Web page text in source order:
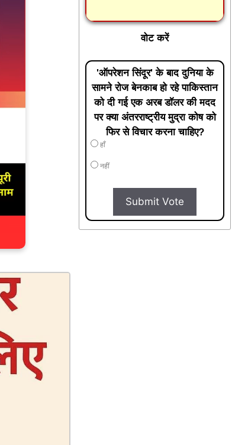
वोट करें
'ऑपरेशन सिंदूर' के बाद दुनिया के
सामने रोज बेनकाब हो रहे पाकिस्तान
को दी गई एक अरब डॉलर की मदद
पर क्या अंतरराष्ट्रीय मुद्रा कोष को
फिर से विचार करना चाहिए?
हाँ
नहीं
Submit Vote